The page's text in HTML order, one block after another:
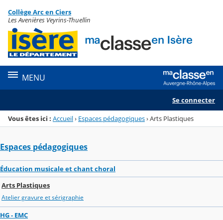
Menu de la rubrique
Contenu
Collège Arc en Ciers
Les Avenières Veyrins-Thuellin
MENU
Se connecter
Vous êtes ici : Accueil› Espaces pédagogiques›Arts Plastiques
Espaces pédagogiques
Éducation musicale et chant choral
Arts Plastiques
Atelier gravure et sérigraphie
HG - EMC